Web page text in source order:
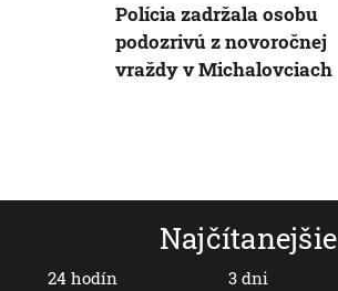
Najčítanejšie
24 hodín 3 dni
Polícia zadržala osobu
podozrivú z novoročnej
vraždy v Michalovciach